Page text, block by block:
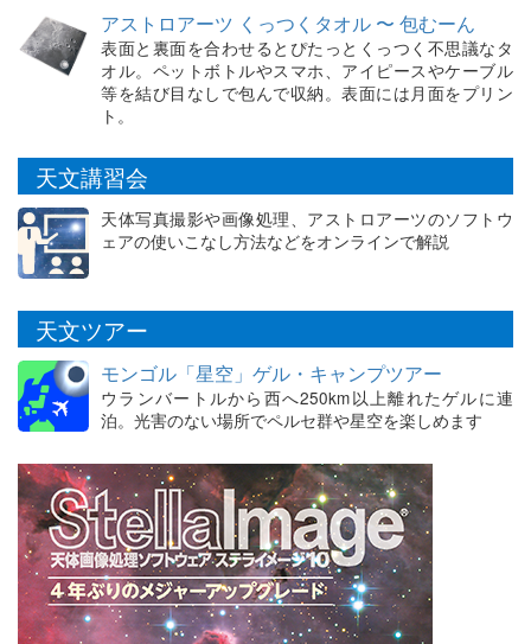
アストロアーツ くっつくタオル 〜 包むーん
表面と裏面を合わせるとぴたっとくっつく不思議なタ
オル。ペットボトルやスマホ、アイピースやケーブル
等を結び目なしで包んで収納。表面には月面をプリン
ト。
天文講習会
天体写真撮影や画像処理、アストロアーツのソフトウ
ェアの使いこなし方法などをオンラインで解説
天文ツアー
モンゴル「星空」ゲル・キャンプツアー
ウランバートルから西へ250km以上離れたゲルに連
泊。光害のない場所でペルセ群や星空を楽しめます